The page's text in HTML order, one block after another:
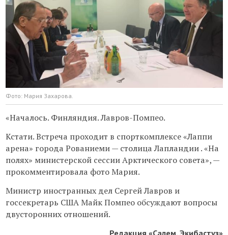
Фото: Мария Захарова.
«Началось. Финляндия. Лавров-Помпео.
Кстати. Встреча проходит в спорткомплексе «Лаппи
арена» города Рованиеми — столица Лапландии . «На
полях» министерской сессии Арктического совета», —
прокомментировала фото Мария.
Министр иностранных дел Сергей Лавров и
госсекретарь США Майк Помпео обсуждают вопросы
двусторонних отношений.